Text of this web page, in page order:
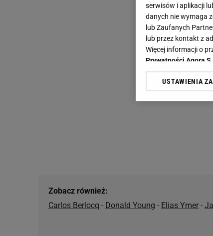
Zobacz również:
Carlos Berlocq - Donald Young - Elias Ymer -
serwisów i aplikacji
danych nie wymaga
lub Zaufanych
lub przez kontakt z
Więcej informacji o
Prywatności Agora
Klikając
Zaufanych
USTAWIENIA